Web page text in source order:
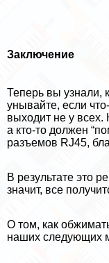
Заключение
Теперь вы узнали,
унывайте, если
выходит не у всех.
а кто-то должен
разъемов RJ45,
В результате это
значит, все
О том, как
наших следующих